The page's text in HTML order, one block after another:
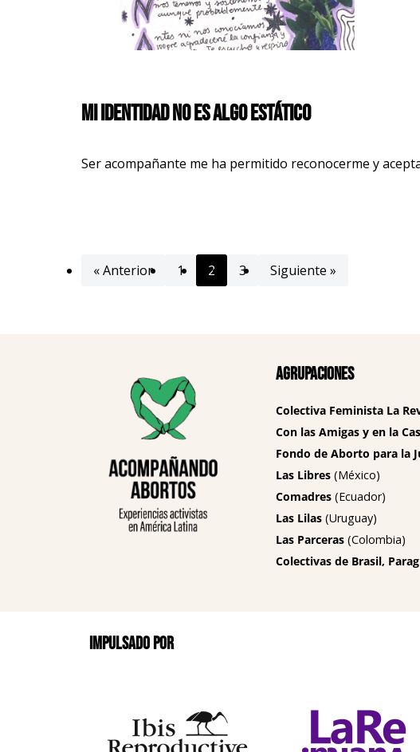
Mi identidad no es algo estático
Ser acompañante me ha permitido reconocerme y
« Anterior 1 2 3 Siguiente »
Agrupaciones
Colectiva Feminista La
Con las Amigas y en la
Fondo de Aborto para la
Las Libres (México)
Comadres (Ecuador)
Las Lilas (Uruguay)
Las Parceras (Colombia)
Colectivas de Brasil,
Impulsado por